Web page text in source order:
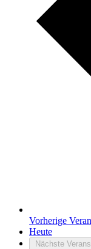
Vorherige
Heute
Nächste